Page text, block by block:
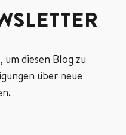
diesen Blog zu
über neue